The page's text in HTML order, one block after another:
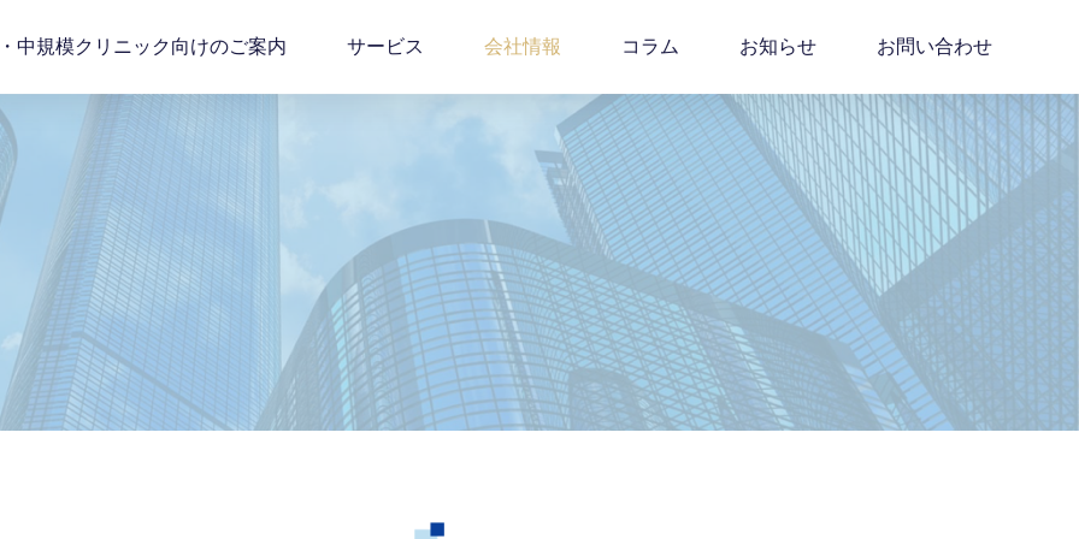
中規模クリニック向けのご案内 サービス 会社情報 コラム お知らせ お問い合わせ